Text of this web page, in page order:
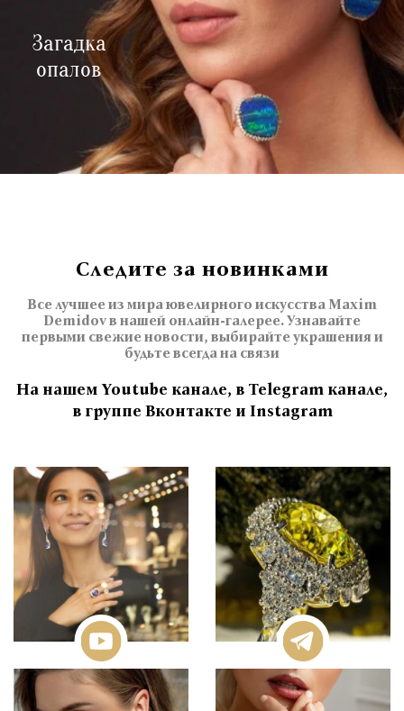
Загадка
опалов
Следите за новинками
Все лучшее из мира ювелирного искусства Maxim
Demidov в нашей онлайн-галерее. Узнавайте
первыми свежие новости, выбирайте украшения и
будьте всегда на связи
На нашем Youtube канале, в Telegram канале,
в группе Вконтакте и Instagram